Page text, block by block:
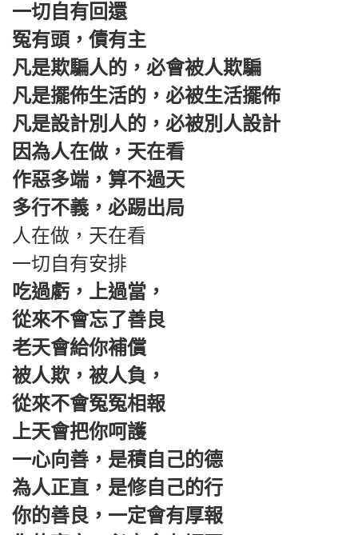
一切自有回還
冤有頭，債有主
凡是欺騙人的，必會被人欺騙
凡是擺佈生活的，必被生活擺佈
凡是設計別人的，必被別人設計
因為人在做，天在看
作惡多端，算不過天
多行不義，必踢出局
人在做，天在看
一切自有安排
吃過虧，上過當，
從來不會忘了善良
老天會給你補償
被人欺，被人負，
從來不會冤冤相報
上天會把你呵護
一心向善，是積自己的德
為人正直，是修自己的行
你的善良，一定會有厚報